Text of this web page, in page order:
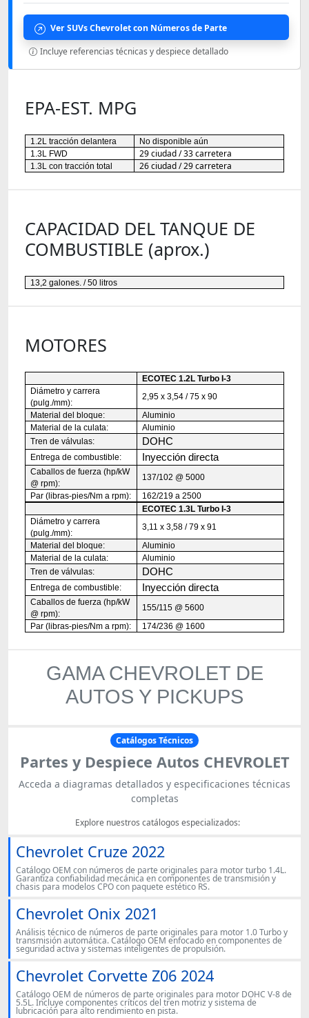
Ver SUVs Chevrolet con Números de Parte
Incluye referencias técnicas y despiece detallado
EPA-EST. MPG
1.2L tracción delantera
No disponible aún
1.3L FWD
29 ciudad / 33 carretera
1.3L con tracción total 26 ciudad / 29 carretera
CAPACIDAD DEL TANQUE DE
COMBUSTIBLE (aprox.)
13,2 galones. / 50 litros
MOTORES
ECOTEC 1.2L Turbo I-3
Diámetro y carrera
(pulg./mm):
2,95 x 3,54 / 75 x 90
Material del bloque:
Aluminio
Material de la culata:
Aluminio
Tren de válvulas:
DOHC
Entrega de combustible: Inyección directa
Caballos de fuerza (hp/kW
@ rpm):
137/102 @ 5000
Par (libras-pies/Nm a rpm):
162/219 a 2500
ECOTEC 1.3L Turbo I-3
Diámetro y carrera
(pulg./mm):
3,11 x 3,58 / 79 x 91
Material del bloque:
Aluminio
Material de la culata:
Aluminio
Tren de válvulas:
DOHC
Entrega de combustible: Inyección directa
Caballos de fuerza (hp/kW
@ rpm):
155/115 @ 5600
Par (libras-pies/Nm a rpm):
174/236 @ 1600
GAMA CHEVROLET DE
AUTOS Y PICKUPS
Catálogos Técnicos
Partes y Despiece Autos CHEVROLET
Acceda a diagramas detallados y especificaciones técnicas
completas
Explore nuestros catálogos especializados:
Chevrolet Cruze 2022
Catálogo OEM con números de parte originales para motor turbo 1.4L.
Garantiza confiabilidad mecánica en componentes de transmisión y
chasis para modelos CPO con paquete estético RS.
Chevrolet Onix 2021
Análisis técnico de números de parte originales para motor 1.0 Turbo y
transmisión automática. Catálogo OEM enfocado en componentes de
seguridad activa y sistemas inteligentes de propulsión.
Chevrolet Corvette Z06 2024
Catálogo OEM de números de parte originales para motor DOHC V-8 de
5.5L. Incluye componentes críticos del tren motriz y sistema de
lubricación para alto rendimiento en pista.